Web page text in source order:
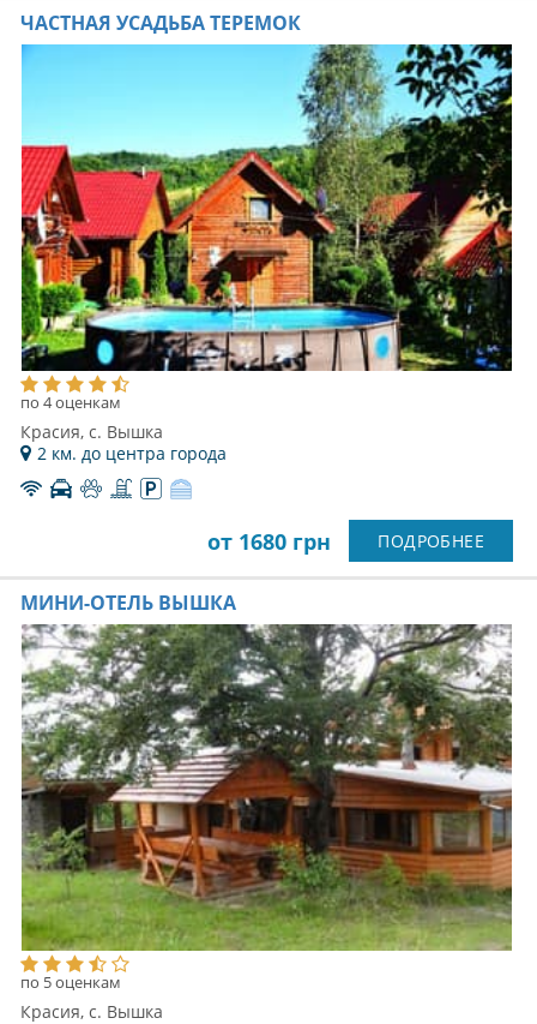
ЧАСТНАЯ УСАДЬБА ТЕРЕМОК
по 4 оценкам
Красия, с. Вышка
2 км. до центра города
от 1680 грн ПОДРОБНЕЕ
МИНИ-ОТЕЛЬ ВЫШКА
по 5 оценкам
Красия, с. Вышка